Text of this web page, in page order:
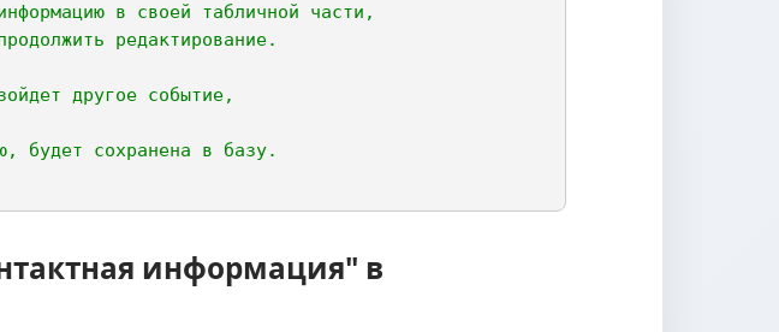
в своей табличной части,
редактирование.
другое событие,
будет сохранена в базу.
информация" в